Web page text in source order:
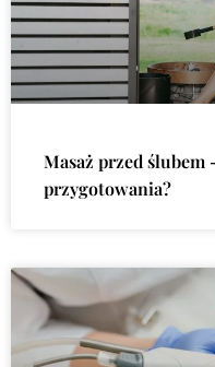
Masaż przed ślubem
przygotowania?